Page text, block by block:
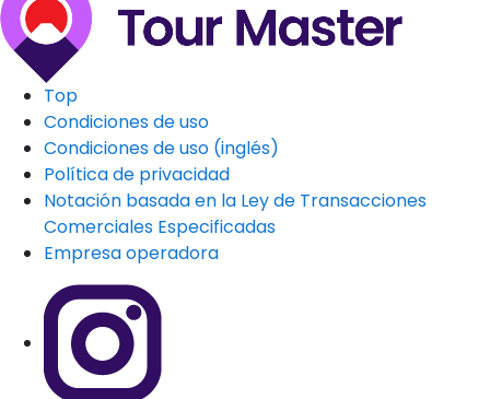
Top
Condiciones de uso
Condiciones de uso (inglés)
Política de privacidad
Notación basada en la Ley de Transacciones
Comerciales Especificadas
Empresa operadora